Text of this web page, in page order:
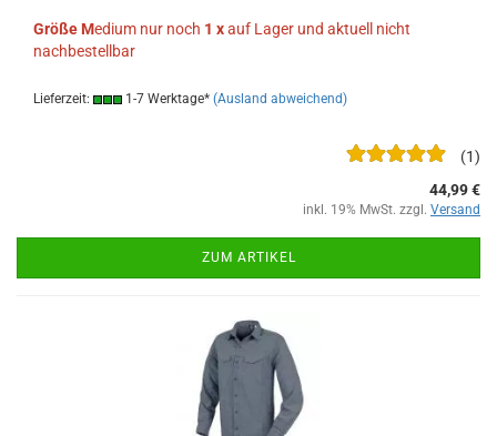
GrößeMedium nur noch 1 xauf Lager und aktuell nicht
nachbestellbar
Lieferzeit: 1-7 Werktage* (Ausland abweichend)
1
44,99 €
inkl. 19% MwSt. zzgl. Versand
ZUM ARTIKEL